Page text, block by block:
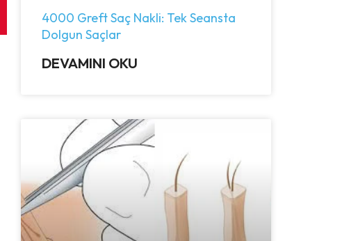
4000 Greft Saç Nakli: Tek Seansta
Dolgun Saçlar
DEVAMINI OKU